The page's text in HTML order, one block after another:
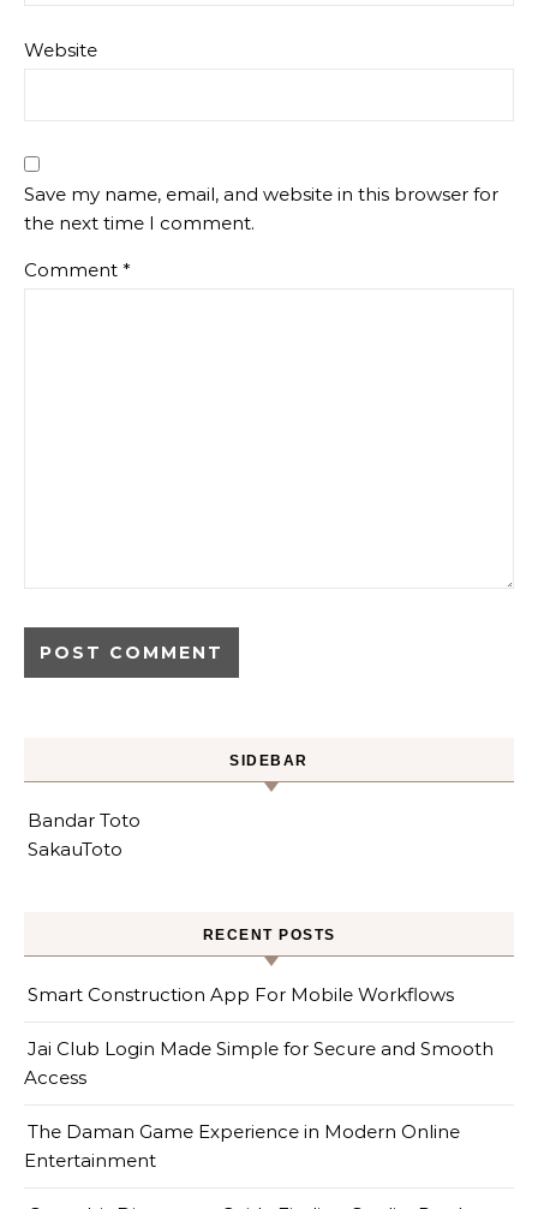
Website
Save my name, email, and website in this browser for
the next time I comment.
Comment *
SIDEBAR
Bandar Toto
SakauToto
RECENT POSTS
Smart Construction App For Mobile Workflows
Jai Club Login Made Simple for Secure and Smooth
Access
The Daman Game Experience in Modern Online
Entertainment